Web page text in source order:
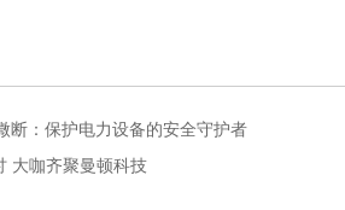
断：保护电力设备的安全守护者
大咖齐聚曼顿科技